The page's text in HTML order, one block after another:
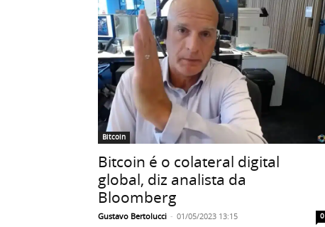
Bitcoin
Bitcoin é o colateral digital
global, diz analista da
Bloomberg
Gustavo Bertolucci - 01/05/2023 13:15 0